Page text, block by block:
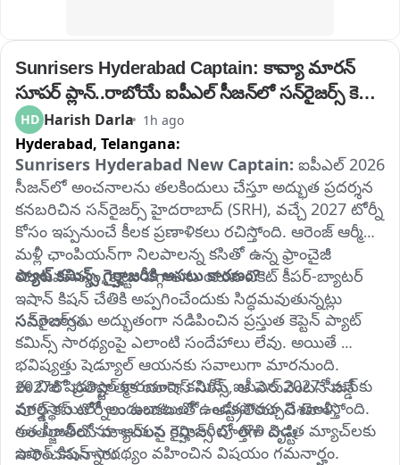
Sunrisers Hyderabad Captain: కావ్యా మారన్
సూపర్ ప్లాన్..రాబోయే ఐపీఎల్ సీజన్‌లో సన్‌రైజర్స్ కెప్టెన్
ఇతనే!
HD Harish Darla 1h ago
Hyderabad, Telangana:
Sunrisers Hyderabad New Captain: ఐపీఎల్ 2026
సీజన్‌లో అంచనాలను తలకిందులు చేస్తూ అద్భుత ప్రదర్శన
కనబరిచిన సన్‌రైజర్స్ హైదరాబాద్ (SRH), వచ్చే 2027 టోర్నీ
కోసం ఇప్పనుంచే కీలక ప్రణాళికలు రచిస్తోంది. ఆరెంజ్ ఆర్మీని
మళ్లీ ఛాంపియన్‌గా నిలపాలన్న కసితో ఉన్న ఫ్రాంచైజీ
యాజమాన్యం, జట్టు పగ్గాలను యువ వికెట్ కీపర్-బ్యాటర్
ఇషాన్ కిషన్ చేతికి అప్పగించేందుకు సిద్ధమవుతున్నట్లు
సమాచారం.
ప్యాట్ కమిన్స్ గైర్హాజరీకి అసలు కారణం?
సన్‌రైజర్స్‌ను అద్భుతంగా నడిపించిన ప్రస్తుత కెప్టెన్ ప్యాట్
కమిన్స్ సారథ్యంపై ఎలాంటి సందేహాలు లేవు. అయితే
భవిష్యత్తు షెడ్యూల్ ఆయనకు సవాలుగా మారనుంది.
2027లో ప్రతిష్టాత్మక యాషెస్ సిరీస్, ఆ వెనువెంటనే వన్డే
వరల్డ్ కప్ టోర్నీలు ఉండటంతో.. ఆస్ట్రేలియా దేశవాళీ,
అంతర్జాతీయ మ్యాచ్‌లపై కమిన్స్ పూర్తిగా దృష్టి
సారించనున్నారు.
ఈ బిజీ షెడ్యూల్ కారణంగా కమిన్స్ ఐపీఎల్ 2027 సీజన్‌కు
పూర్తిస్థాయిలో అందుబాటులో ఉండకపోవచ్చని తెలుస్తోంది.
గత సీజన్‌లోనూ ఆయన గైర్హాజరీలో తొలి విడత మ్యాచ్‌లకు
ఇషాన్ కిషన్ సారథ్యం వహించిన విషయం గమనార్హం.